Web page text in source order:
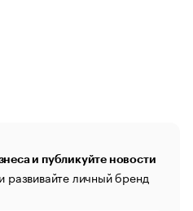
и публикуйте новости
развивайте личный бренд